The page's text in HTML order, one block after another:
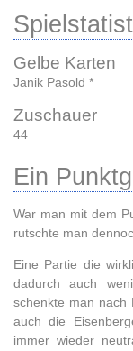
Gelbe Karten
Janik Pasold *
Zuschauer
44
Ein
War man mit dem
rutschte man
Eine Partie die
dadurch auch
schenkte man nach
auch die
immer wieder